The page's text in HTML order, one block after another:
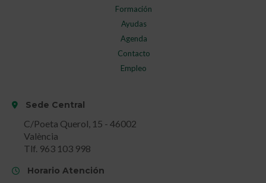
Formación
Ayudas
Agenda
Contacto
Empleo
Sede Central
C/Poeta Querol, 15 - 46002
València
Tlf. 963 103 998
Horario Atención